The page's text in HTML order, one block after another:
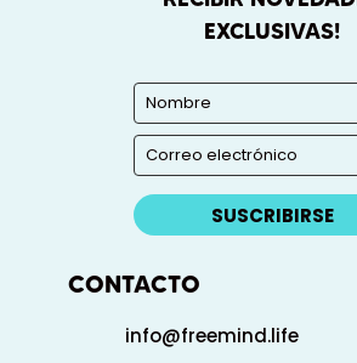
EXCLUSIVAS!
SUSCRIBIRSE
CONTACTO
info@freemind.life